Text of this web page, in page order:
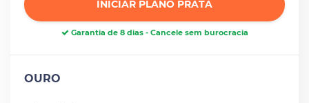
INICIAR PLANO PRATA
Garantia de 8 dias - Cancele sem burocracia
OURO